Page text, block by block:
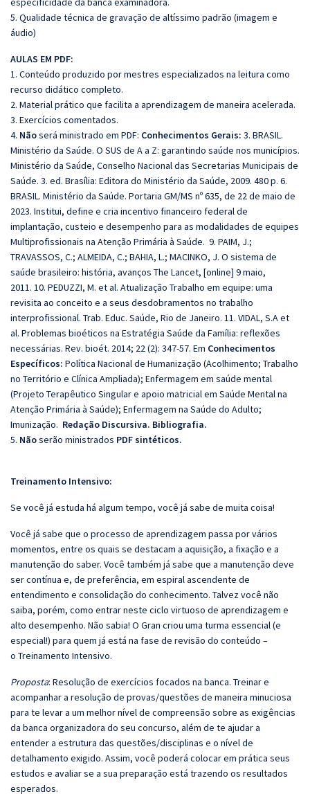
5. Qualidade técnica de gravação de altíssimo padrão (imagem e
áudio)
AULAS EM PDF:
1. Conteúdo produzido por mestres especializados na leitura como
recurso didático completo.
2. Material prático que facilita a aprendizagem de maneira acelerada.
3. Exercícios comentados.
4. Nãoserá ministrado em PDF: Conhecimentos Gerais: 3. BRASIL.
Ministério da Saúde. O SUS de A a Z: garantindo saúde nos municípios.
Ministério da Saúde, Conselho Nacional das Secretarias Municipais de
Saúde. 3. ed. Brasília: Editora do Ministério da Saúde, 2009. 480 p. 6.
BRASIL. Ministério da Saúde. Portaria GM/MS nº 635, de 22 de maio de
2023. Institui, define e cria incentivo financeiro federal de
implantação, custeio e desempenho para as modalidades de equipes
Multiprofissionais na Atenção Primária à Saúde. 9. PAIM, J.;
TRAVASSOS, C.; ALMEIDA, C.; BAHIA, L.; MACINKO, J. O sistema de
saúde brasileiro: história, avanços The Lancet, [online] 9 maio,
2011. 10. PEDUZZI, M. et al. Atualização Trabalho em equipe: uma
revisita ao conceito e a seus desdobramentos no trabalho
interprofissional. Trab. Educ. Saúde, Rio de Janeiro. 11. VIDAL, S.A et
al. Problemas bioéticos na Estratégia Saúde da Família: reflexões
necessárias. Rev. bioét. 2014; 22 (2): 347-57. Em Conhecimentos
Específicos: Política Nacional de Humanização (Acolhimento; Trabalho
no Território e Clínica Ampliada); Enfermagem em saúde mental
(Projeto Terapêutico Singular e apoio matricial em Saúde Mental na
Atenção Primária à Saúde); Enfermagem na Saúde do Adulto;
Imunização. Redação Discursiva. Bibliografia.
5. Nãoserão ministrados PDF sintéticos.
Treinamento Intensivo:
Se você já estuda há algum tempo, você já sabe de muita coisa!
Você já sabe que o processo de aprendizagem passa por vários
momentos, entre os quais se destacam a aquisição, a fixação e a
manutenção do saber. Você também já sabe que a manutenção deve
ser contínua e, de preferência, em espiral ascendente de
entendimento e consolidação do conhecimento. Talvez você não
saiba, porém, como entrar neste ciclo virtuoso de aprendizagem e
alto desempenho. Não sabia! O Gran criou uma turma essencial (e
especial!) para quem já está na fase de revisão do conteúdo –
o Treinamento Intensivo.
Proposta: Resolução de exercícios focados na banca. Treinar e
acompanhar a resolução de provas/questões de maneira minuciosa
para te levar a um melhor nível de compreensão sobre as exigências
da banca organizadora do seu concurso, além de te ajudar a
entender a estrutura das questões/disciplinas e o nível de
detalhamento exigido. Assim, você poderá colocar em prática seus
estudos e avaliar se a sua preparação está trazendo os resultados
esperados.